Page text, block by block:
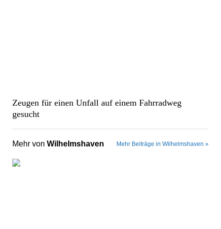
Zeugen für einen Unfall auf einem Fahrradweg
gesucht
Mehr von Wilhelmshaven Mehr Beiträge in Wilhelmshaven »